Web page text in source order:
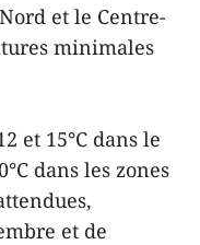
et le Centre-
minimales
et 15°C dans le
dans les zones
et de